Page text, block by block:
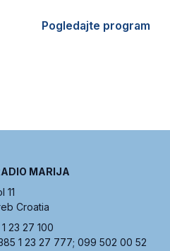
Pogledajte program
MARIJA
11
Croatia
23 27 100
1 23 27 777; 099 502 00 52